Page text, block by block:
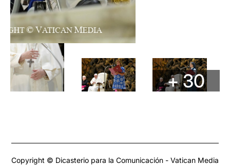
+ 30
Copyright © Dicasterio para la Comunicación - Vatican Media